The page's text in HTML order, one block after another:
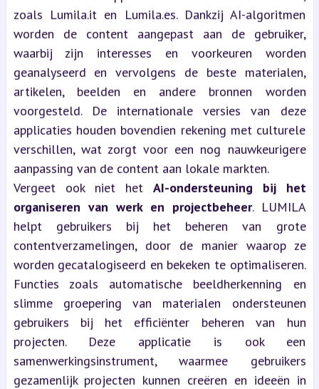
zoals Lumila.it en Lumila.es. Dankzij AI-algoritmen
worden de content aangepast aan de gebruiker,
waarbij zijn interesses en voorkeuren worden
geanalyseerd en vervolgens de beste materialen,
artikelen, beelden en andere bronnen worden
voorgesteld. De internationale versies van deze
applicaties houden bovendien rekening met culturele
verschillen, wat zorgt voor een nog nauwkeurigere
aanpassing van de content aan lokale markten.
Vergeet ook niet het AI-ondersteuning bij het
organiseren van werk en projectbeheer. LUMILA
helpt gebruikers bij het beheren van grote
contentverzamelingen, door de manier waarop ze
worden gecatalogiseerd en bekeken te optimaliseren.
Functies zoals automatische beeldherkenning en
slimme groepering van materialen ondersteunen
gebruikers bij het efficiënter beheren van hun
projecten. Deze applicatie is ook een
samenwerkingsinstrument, waarmee gebruikers
gezamenlijk projecten kunnen creëren en ideeën in